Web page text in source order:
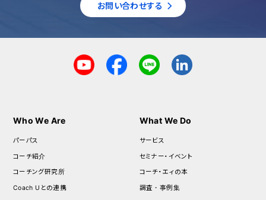
お問い合わせする
Who We Are
パーパス
コーチ紹介
コーチング研究所
Coach Uとの連携
What We Do
サービス
セミナー・イベント
コーチ・エィの本
調査・事例集